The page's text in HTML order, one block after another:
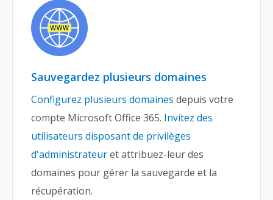
Sauvegardez plusieurs domaines
Configurez plusieurs domaines depuis votre
compte Microsoft Office 365. Invitez des
utilisateurs disposant de privilèges
d'administrateuret attribuez-leur des
domaines pour gérer la sauvegarde et la
récupération.